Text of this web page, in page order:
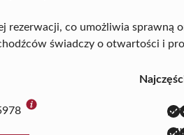
rezerwacji, co umożliwia sprawną
świadczy o otwartości i